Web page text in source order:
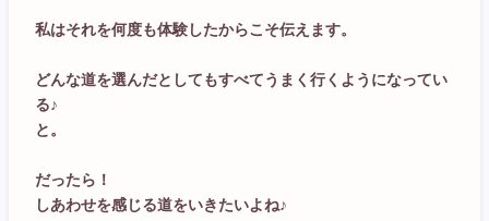
私はそれを何度も体験したからこそ伝えます。
どんな道を選んだとしてもすべてうまく行くようになってい
る♪
と。
だったら！
しあわせを感じる道をいきたいよね♪